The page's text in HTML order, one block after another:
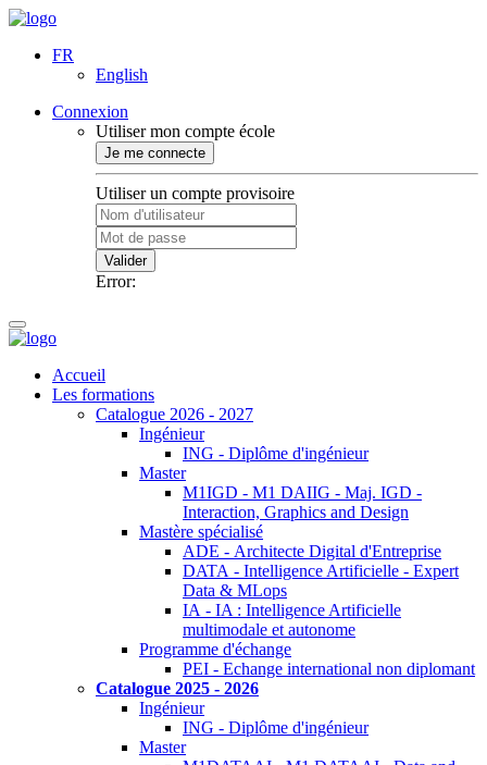
FR
English
Connexion
Utiliser mon compte école
Je me connecte
Utiliser un compte provisoire
Valider
Error:
Accueil
Les formations
Catalogue 2026 - 2027
Ingénieur
ING - Diplôme d'ingénieur
Master
M1IGD - M1 DAIIG - Maj. IGD -
Interaction, Graphics and Design
Mastère spécialisé
ADE - Architecte Digital d'Entreprise
DATA - Intelligence Artificielle - Expert
Data & MLops
IA - IA : Intelligence Artificielle
multimodale et autonome
Programme d'échange
PEI - Echange international non diplomant
Catalogue 2025 - 2026
Ingénieur
ING - Diplôme d'ingénieur
Master